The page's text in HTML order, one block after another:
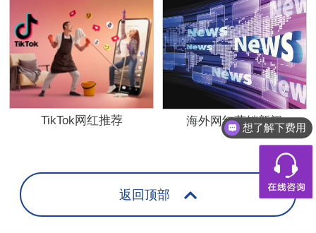
TikTok网红推荐 海外网红营销新闻
返回顶部
想了解下费用